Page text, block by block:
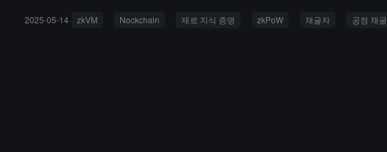
2025-05-14 zkVM Nockchain 제로 지식 증명 zkPoW 채굴자 공정 채굴